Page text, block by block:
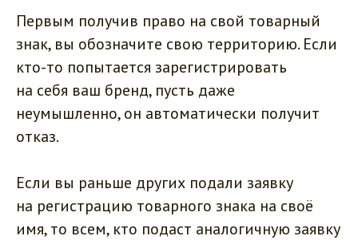
Первым получив право на свой товарный
знак, вы обозначите свою территорию. Если
кто-то попытается зарегистрировать
на себя ваш бренд, пусть даже
неумышленно, он автоматически получит
отказ.
Если вы раньше других подали заявку
на регистрацию товарного знака на своё
имя, то всем, кто подаст аналогичную заявку